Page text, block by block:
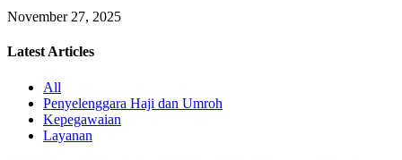
November 27, 2025
Latest Articles
All
Penyelenggara Haji dan Umroh
Kepegawaian
Layanan